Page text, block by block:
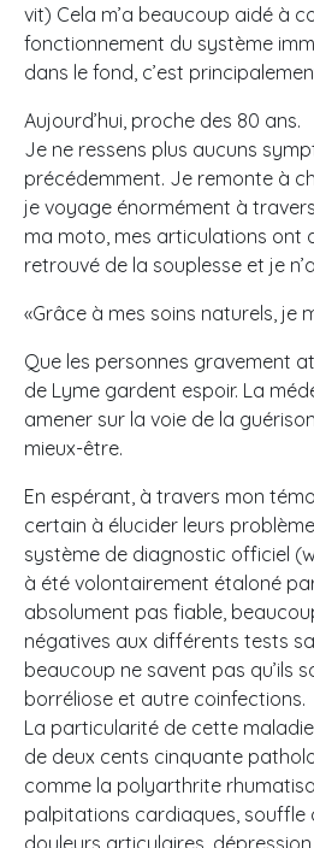
vit) Cela m’a beaucoup aidé à
fonctionnement du système
dans le fond, c’est
Aujourd’hui, proche des 80 ans.
Je ne ressens plus aucuns
précédemment. Je remonte à
je voyage énormément à
ma moto, mes articulations ont
retrouvé de la souplesse et je
«Grâce à mes soins naturels, je
Que les personnes gravement
de Lyme gardent espoir. La
amener sur la voie de la
mieux-être.
En espérant, à travers mon
certain à élucider leurs
système de diagnostic officiel
à été volontairement étaloné
absolument pas fiable,
négatives aux différents tests
beaucoup ne savent pas qu’ils
borréliose et autre coinfections.
La particularité de cette
de deux cents cinquante
comme la polyarthrite
palpitations cardiaques, souffle
douleurs articulaires,